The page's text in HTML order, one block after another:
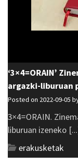
‘3×4=ORAIN’
argazki-liburuan
Posted on 2022-09-05
3×4=ORAIN.
liburuan izeneko
erakusketak